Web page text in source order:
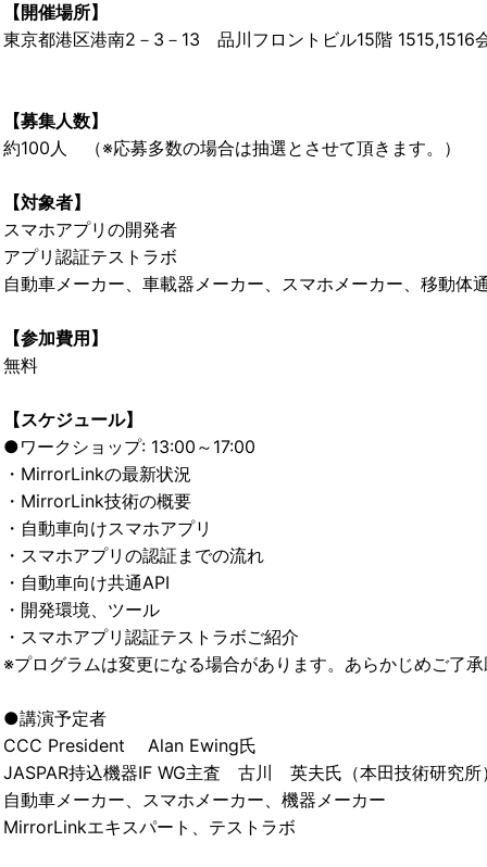
【開催場所】
東京都港区港南2－3－13 品川フロントビル15階 1515,1516
【募集人数】
約100人 （※応募多数の場合は抽選とさせて頂きます。）
【対象者】
スマホアプリの開発者
アプリ認証テストラボ
自動車メーカー、車載器メーカー、スマホメーカー、移動体
【参加費用】
無料
【スケジュール】
●ワークショップ: 13:00～17:00
・MirrorLinkの最新状況
・MirrorLink技術の概要
・自動車向けスマホアプリ
・スマホアプリの認証までの流れ
・自動車向け共通API
・開発環境、ツール
・スマホアプリ認証テストラボご紹介
※プログラムは変更になる場合があります。あらかじめご了
●講演予定者
CCC President Alan Ewing氏
JASPAR持込機器IF WG主査 古川 英夫氏（本田技術研究所
自動車メーカー、スマホメーカー、機器メーカー
MirrorLinkエキスパート、テストラボ